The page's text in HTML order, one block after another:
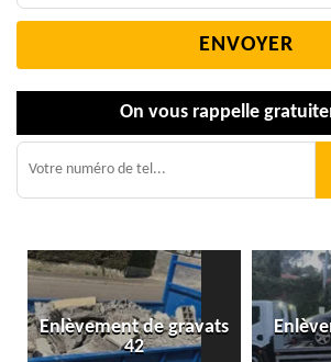
On vous rappelle
Enlèvement de gravats
42